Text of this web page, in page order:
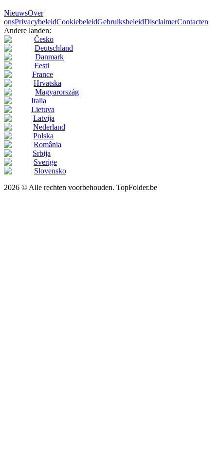
NieuwsOver
onsPrivacybeleidCookiebeleidGebruiksbeleidDisclaimerContacten
Andere landen:
Česko
Deutschland
Danmark
Eesti
France
Hrvatska
Magyarország
Italia
Lietuva
Latvija
Nederland
Polska
România
Srbija
Sverige
Slovensko
2026 © Alle rechten voorbehouden. TopFolder.be